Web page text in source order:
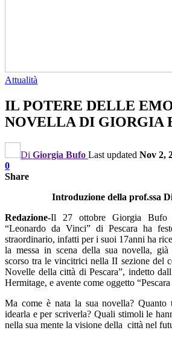
Attualità
IL POTERE DELLE
NOVELLA DI GIORGIA
Di Giorgia Bufo Last updated Nov 2,
0
Share
Introduzione della prof.ssa
Redazione-Il 27 ottobre Giorgia
“Leonardo da Vinci” di Pescara ha
straordinario, infatti per i suoi 17anni ha
la messa in scena della sua novella,
scorso tra le vincitrici nella II sezione del
Novelle della città di Pescara”, indetto
Hermitage, e avente come oggetto
Ma come è nata la sua novella? Quanto
idearla e per scriverla? Quali stimoli le
nella sua mente la visione della città nel